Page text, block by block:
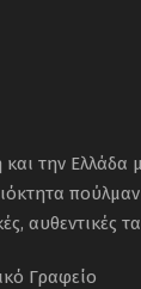
την Ελλάδα
αυθεντικές
Γραφείο